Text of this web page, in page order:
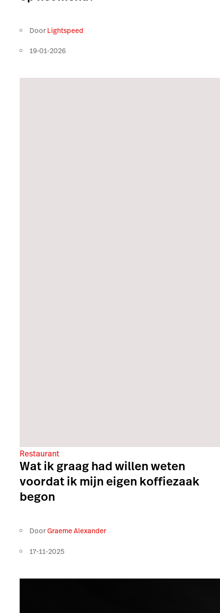
Door Lightspeed
19-01-2026
Restaurant
Wat ik graag had willen weten
voordat ik mijn eigen koffiezaak
begon
DoorGraeme Alexander
17-11-2025